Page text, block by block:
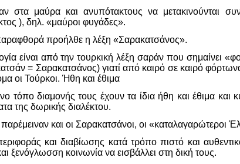
στα μαύρα και ανυπότακτους να μετακινούνται
), δηλ. «μαύροι φυγάδες».
προήλθε η λέξη «Σαρακατσάνος».
είναι από την τουρκική λέξη σαράν που σημαίνει
= Σαρακατσάνος) γιατί από καιρό σε καιρό
οι Τούρκοι. Ήθη και έθιμα
τόπο διαμονής τους έχουν τα ίδια ήθη και έθιμα
της δωρικής διαλέκτου.
παρέμειναν και οι Σαρακατσάνοι, οι
και διαβίωσης κατά τρόπο πιστό και
ξενόγλωσση κοινωνία να εισβάλλει στη δική τους.